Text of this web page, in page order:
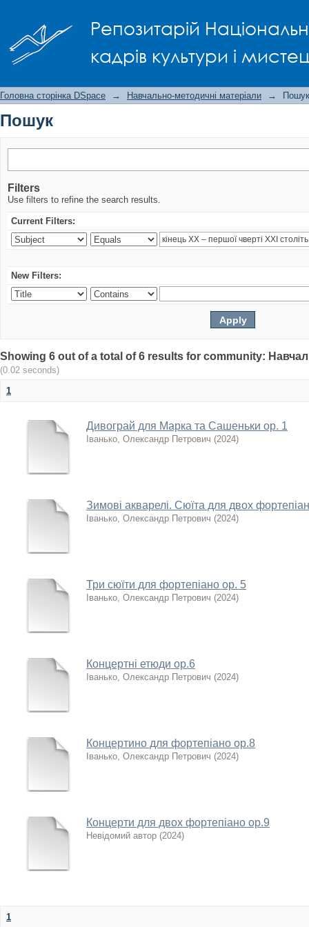
Репозитарій
кадрів культури і
Головна сторінка DSpace → Навчально-методичні матеріали → Пошук
Пошук
Filters
Use filters to refine the search results.
Current Filters:
New Filters:
Showing 6 out of a total of 6 results for community:
(0.02 seconds)
1
Дивограй для Марка та Сашеньки ор. 1
Іванько, Олександр Петрович (2024)
Зимові акварелі. Сюїта для двох
Іванько, Олександр Петрович (2024)
Три сюїти для фортепіано ор. 5
Іванько, Олександр Петрович (2024)
Концертні етюди ор.6
Іванько, Олександр Петрович (2024)
Концертино для фортепіано ор.8
Іванько, Олександр Петрович (2024)
Концерти для двох фортепіано ор.9
Невідомий автор (2024)
1